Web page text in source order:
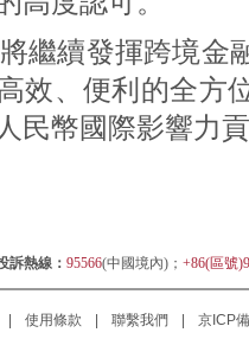
繼續發揮跨境金
效、便利的全方
民幣國際影響力
訴熱線： 95566(中國境內)； +86(區號
使用條款 聯繫我們 京ICP